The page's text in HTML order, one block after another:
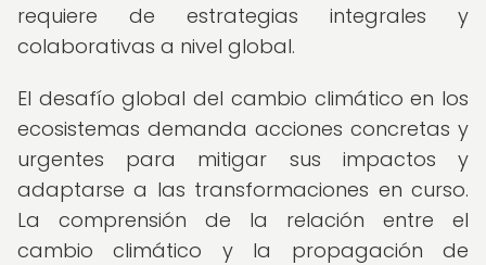
requiere de estrategias integrales y
colaborativas a nivel global.
El desafío global del cambio climático en los
ecosistemas demanda acciones concretas y
urgentes para mitigar sus impactos y
adaptarse a las transformaciones en curso.
La comprensión de la relación entre el
cambio climático y la propagación de